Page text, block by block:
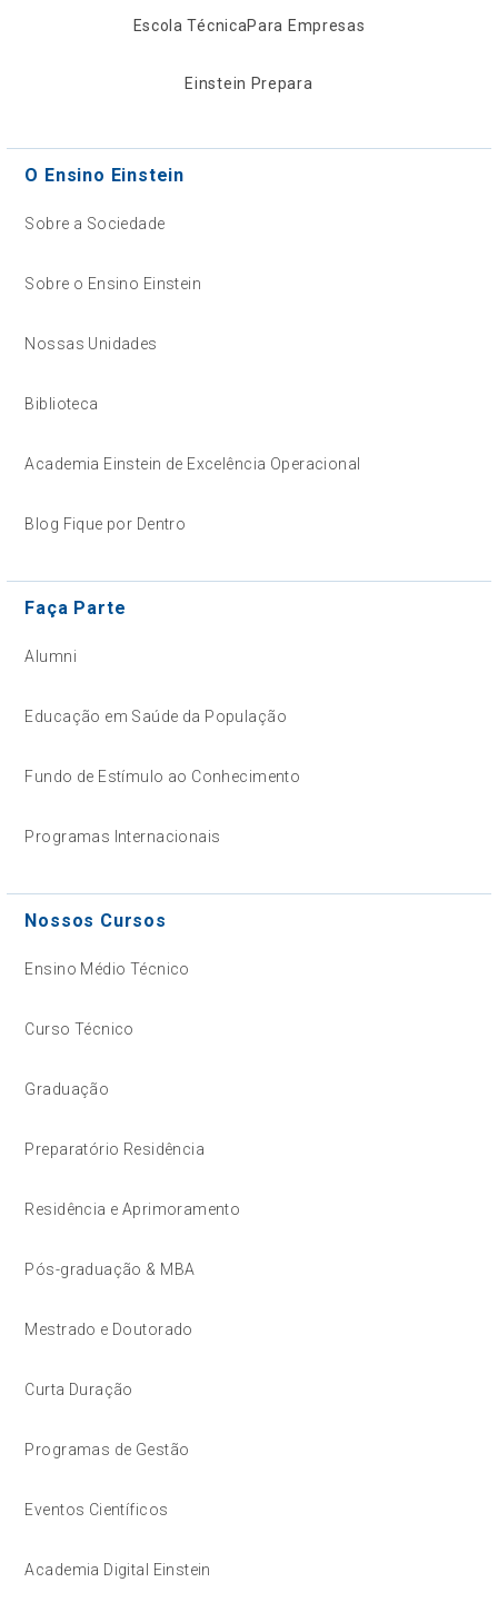
Escola TécnicaPara Empresas
Einstein Prepara
O Ensino Einstein
Sobre a Sociedade
Sobre o Ensino Einstein
Nossas Unidades
Biblioteca
Academia Einstein de Excelência Operacional
Blog Fique por Dentro
Faça Parte
Alumni
Educação em Saúde da População
Fundo de Estímulo ao Conhecimento
Programas Internacionais
Nossos Cursos
Ensino Médio Técnico
Curso Técnico
Graduação
Preparatório Residência
Residência e Aprimoramento
Pós-graduação & MBA
Mestrado e Doutorado
Curta Duração
Programas de Gestão
Eventos Científicos
Academia Digital Einstein